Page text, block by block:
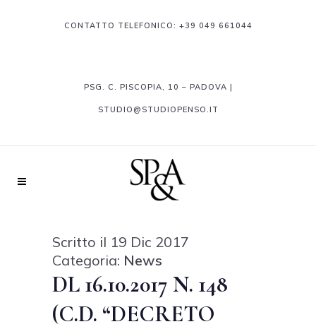
CONTATTO TELEFONICO: +39 049 661044
PSG. C. PISCOPIA, 10 – PADOVA |
STUDIO@STUDIOPENSO.IT
Scritto il 19 Dic 2017
Categoria: News
DL 16.10.2017 N. 148
(C.D. “DECRETO